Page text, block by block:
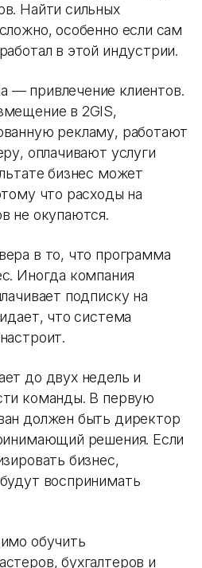
Найти сильных
особенно если сам
в этой индустрии.
— привлечение клиентов.
в 2GIS,
рекламу, работают
оплачивают услуги
бизнес может
что расходы на
не окупаются.
в то, что программа
Иногда компания
подписку на
что система
до двух недель и
команды. В первую
должен быть директор
решения. Если
бизнес,
воспринимать
обучить
бухгалтеров и